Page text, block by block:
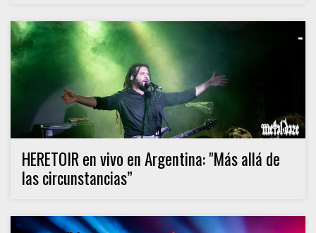
HERETOIR en vivo en Argentina: "Más allá de
las circunstancias”